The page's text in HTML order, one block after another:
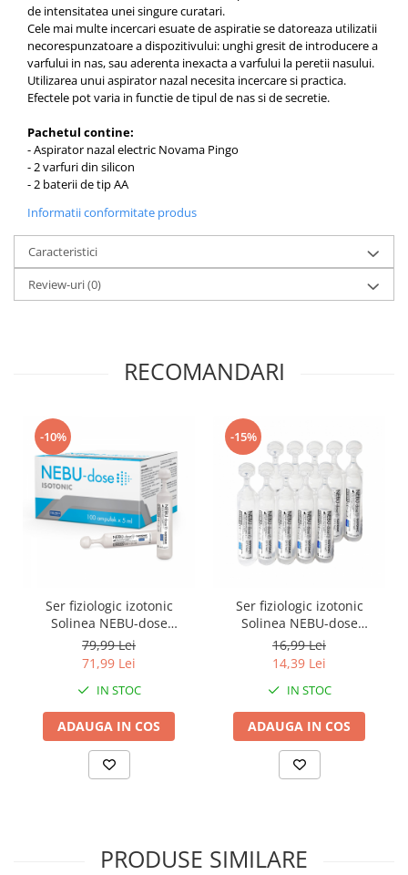
de intensitatea unei singure curatari.
Cele mai multe incercari esuate de aspiratie se datoreaza utilizatii
necorespunzatoare a dispozitivului: unghi gresit de introducere a
varfului in nas, sau aderenta inexacta a varfului la peretii nasului.
Utilizarea unui aspirator nazal necesita incercare si practica.
Efectele pot varia in functie de tipul de nas si de secretie.
Pachetul contine:
- Aspirator nazal electric Novama Pingo
- 2 varfuri din silicon
- 2 baterii de tip AA
Informatii conformitate produs
Caracteristici
Review-uri(0)
RECOMANDARI
-10%
Ser fiziologic izotonic
Solinea NEBU-dose
concentratie 0.9%, 100
monodoze x 5 ml
79,99 Lei
71,99 Lei
IN STOC
ADAUGA IN COS
-15%
Ser fiziologic izotonic
Solinea NEBU-dose
concentratie 0.9%, 10
monodoze x 5 ml
16,99 Lei
14,39 Lei
IN STOC
ADAUGA IN COS
PRODUSE SIMILARE